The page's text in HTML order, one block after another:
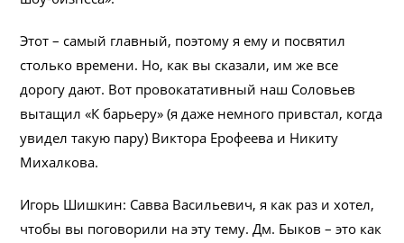
Этот – самый главный, поэтому я ему и посвятил
столько времени. Но, как вы сказали, им же все
дорогу дают. Вот провокатативный наш Соловьев
вытащил «К барьеру» (я даже немного привстал, когда
увидел такую пару) Виктора Ерофеева и Никиту
Михалкова.
Игорь Шишкин: Савва Васильевич, я как раз и хотел,
чтобы вы поговорили на эту тему. Дм. Быков – это как